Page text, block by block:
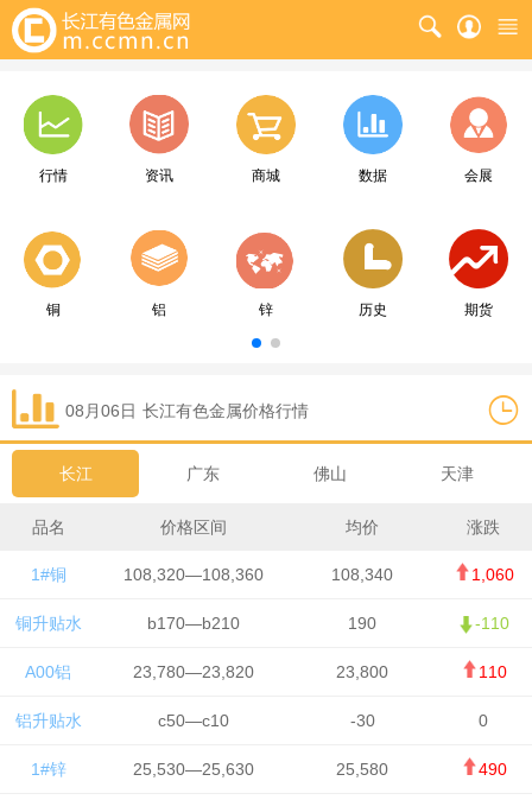
行情 资讯 商城 数据 会展
铜 铝 锌 历史 期货
08月06日 长江有色金属价格行情
长江 广东 佛山 天津
品名 价格区间 均价 涨跌
1#铜 108,320—108,360 108,340 1,060
铜升贴水 b170—b210 190 -110
A00铝 23,780—23,820 23,800 110
铝升贴水 c50—c10 -30 0
1#锌 25,530—25,630 25,580 490